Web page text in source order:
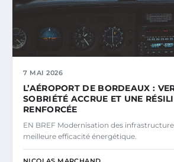
7 MAI 2026
L’AÉROPORT DE BORDEAUX :
SOBRIÉTÉ ACCRUE ET UNE
RENFORCÉE
EN BREF Modernisation des
meilleure efficacité énergétique.